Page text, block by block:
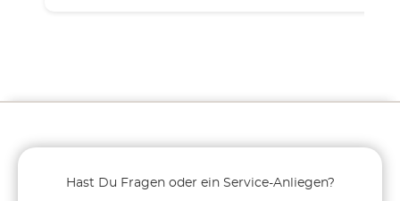
Hast Du Fragen oder ein Service-Anliegen?